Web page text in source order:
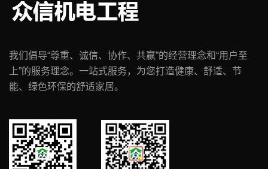
我们倡导“尊重、诚信、协作、共赢”的经营理念和“用户至
上”的服务理念。一站式服务，为您打造健康、舒适、节
能、绿色环保的舒适家居。